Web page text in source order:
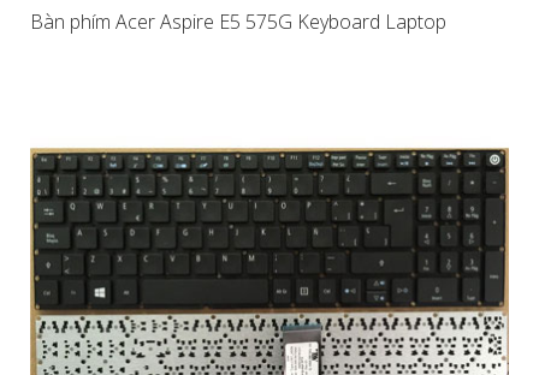
Bàn phím Acer Aspire E5 575G Keyboard Laptop